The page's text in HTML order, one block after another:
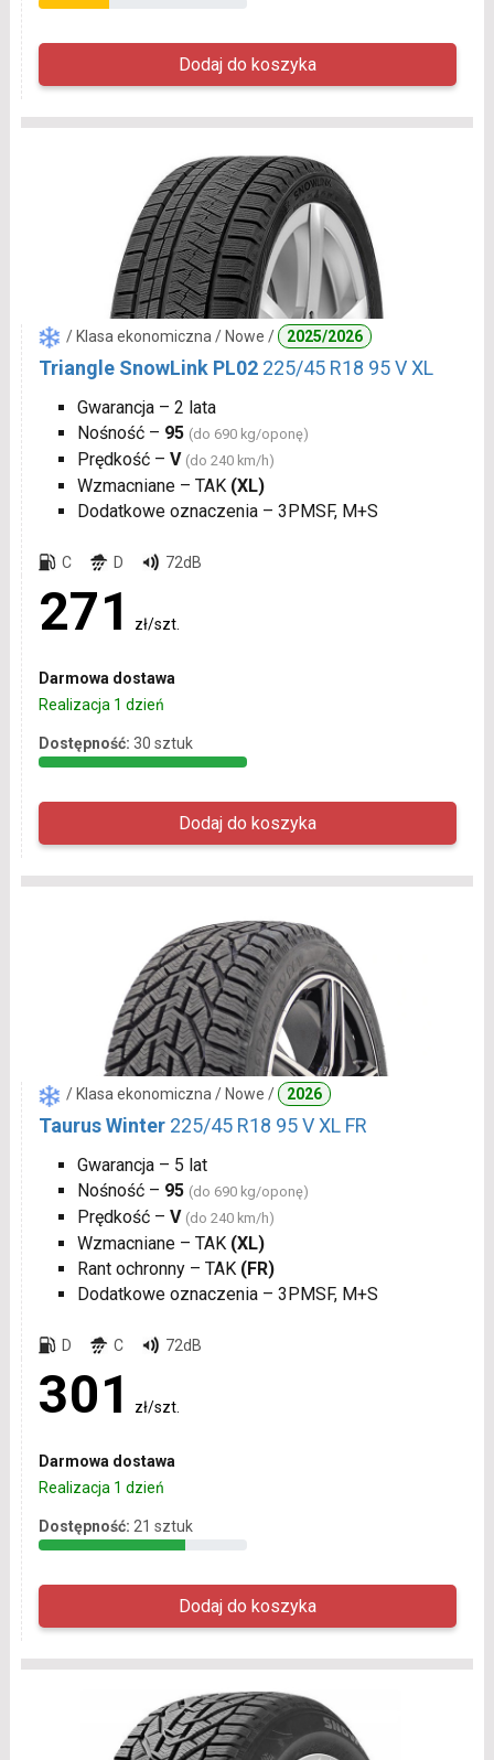
/ Klasa ekonomiczna / Nowe / 2025/2026
Triangle SnowLink PL02 225/45 R18 95 V XL
Gwarancja – 2 lata
Nośność – 95 (do 690 kg/oponę)
Prędkość – V (do 240 km/h)
Wzmacniane – TAK (XL)
Dodatkowe oznaczenia – 3PMSF, M+S
C D 72dB
271 zł/szt.
Darmowa dostawa
Realizacja 1 dzień
Dostępność: 30 sztuk
/ Klasa ekonomiczna / Nowe / 2026
Taurus Winter 225/45 R18 95 V XL FR
Gwarancja – 5 lat
Nośność – 95 (do 690 kg/oponę)
Prędkość – V (do 240 km/h)
Wzmacniane – TAK (XL)
Rant ochronny – TAK (FR)
Dodatkowe oznaczenia – 3PMSF, M+S
D C 72dB
301 zł/szt.
Darmowa dostawa
Realizacja 1 dzień
Dostępność: 21 sztuk